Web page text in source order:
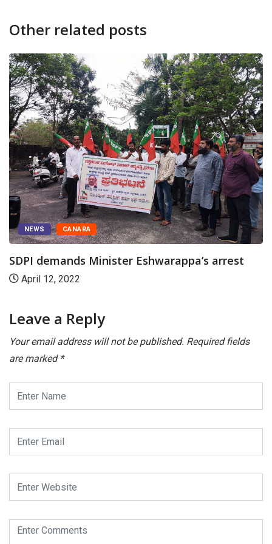
Other related posts
NEWS CANARA
SDPI demands Minister Eshwarappa’s arrest
April 12, 2022
Leave a Reply
Your email address will not be published. Required fields
are marked *